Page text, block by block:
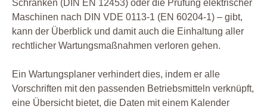
Schranken (DIN EN 12453) oder die Prüfung elektrischer
Maschinen nach DIN VDE 0113-1 (EN 60204-1) – gibt,
kann der Überblick und damit auch die Einhaltung aller
rechtlicher Wartungsmaßnahmen verloren gehen.
Ein Wartungsplaner verhindert dies, indem er alle
Vorschriften mit den passenden Betriebsmitteln verknüpft,
eine Übersicht bietet, die Daten mit einem Kalender